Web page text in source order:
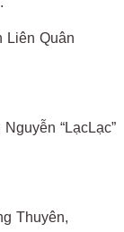
Liên Quân
“LạcLạc”
Thuyên,